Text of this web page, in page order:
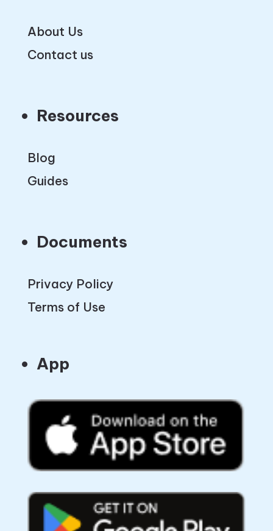
About Us
Contact us
Resources
Blog
Guides
Documents
Privacy Policy
Terms of Use
App